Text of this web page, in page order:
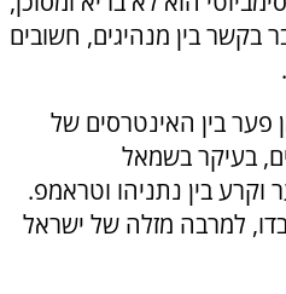
בין מנהיגים, חשובים
בין האינטרסים של
בעיקר בשמאל
בין נתניהו וטראמפ.
למרבה מזלה של ישראל